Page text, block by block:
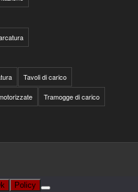
Tavoli di carico
Tramogge di carico
Policy